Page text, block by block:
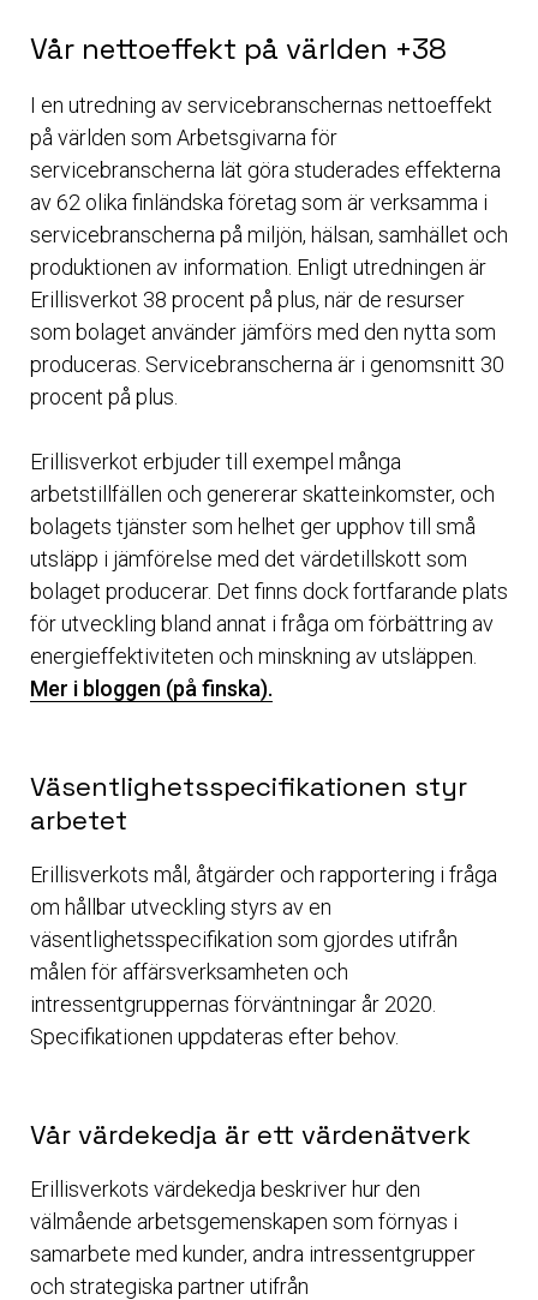
Vår nettoeffekt på världen +38
I en utredning av servicebranschernas nettoeffekt
på världen som Arbetsgivarna för
servicebranscherna lät göra studerades effekterna
av 62 olika finländska företag som är verksamma i
servicebranscherna på miljön, hälsan, samhället och
produktionen av information. Enligt utredningen är
Erillisverkot 38 procent på plus, när de resurser
som bolaget använder jämförs med den nytta som
produceras. Servicebranscherna är i genomsnitt 30
procent på plus.
Erillisverkot erbjuder till exempel många
arbetstillfällen och genererar skatteinkomster, och
bolagets tjänster som helhet ger upphov till små
utsläpp i jämförelse med det värdetillskott som
bolaget producerar. Det finns dock fortfarande plats
för utveckling bland annat i fråga om förbättring av
energieffektiviteten och minskning av utsläppen.
Mer i bloggen (på finska).
Väsentlighetsspecifikationen styr
arbetet
Erillisverkots mål, åtgärder och rapportering i fråga
om hållbar utveckling styrs av en
väsentlighetsspecifikation som gjordes utifrån
målen för affärsverksamheten och
intressentgruppernas förväntningar år 2020.
Specifikationen uppdateras efter behov.
Vår värdekedja är ett värdenätverk
Erillisverkots värdekedja beskriver hur den
välmående arbetsgemenskapen som förnyas i
samarbete med kunder, andra intressentgrupper
och strategiska partner utifrån